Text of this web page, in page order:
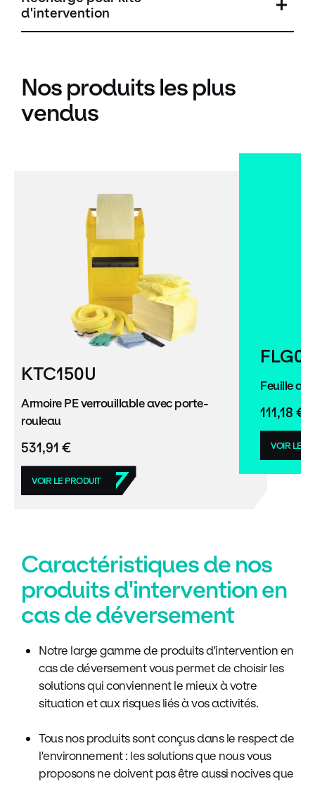
d'intervention
Nos produits les plus
vendus
KTC150U
Armoire PE verrouillable avec porte-
rouleau
531,91 €
VOIR LE PRODUIT
Feuille
111,18 €
VOIR LE
Caractéristiques de nos
produits d'intervention en
cas de déversement
Notre large gamme de produits d'intervention en
cas de déversement vous permet de choisir les
solutions qui conviennent le mieux à votre
situation et aux risques liés à vos activités.
Tous nos produits sont conçus dans le respect de
l'environnement : les solutions que nous vous
proposons ne doivent pas être aussi nocives que